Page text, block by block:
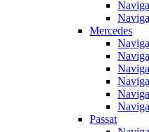
Mercedes
Passat